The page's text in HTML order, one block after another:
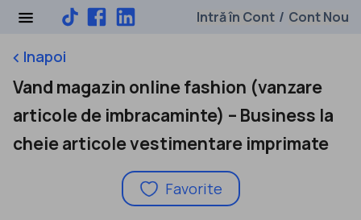
Intră în Cont / Cont Nou
keyboard_arrow_leftInapoi
Vand magazin online fashion (vanzare
articole de imbracaminte) – Business la
cheie articole vestimentare imprimate
Favorite